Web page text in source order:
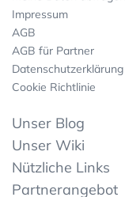
Impressum
AGB
AGB für Partner
Datenschutzerklärung
Cookie Richtlinie
Unser Blog
Unser Wiki
Nützliche Links
Partnerangebot